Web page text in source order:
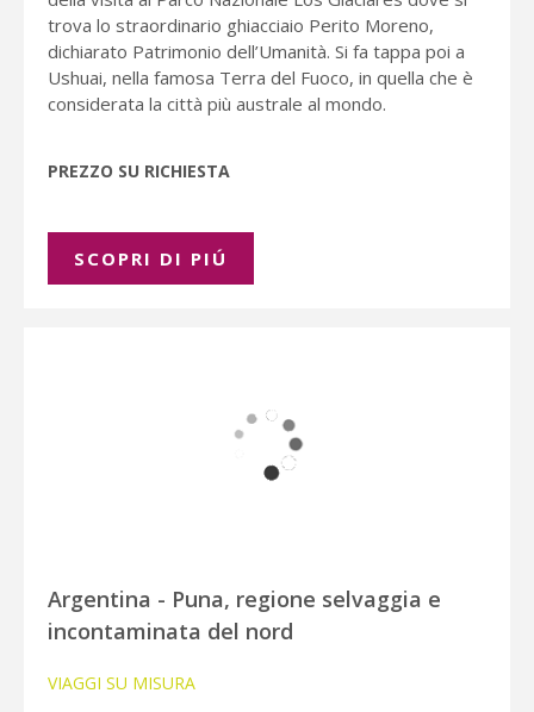
trova lo straordinario ghiacciaio Perito Moreno,
dichiarato Patrimonio dell’Umanità. Si fa tappa poi a
Ushuai, nella famosa Terra del Fuoco, in quella che è
considerata la città più australe al mondo.
PREZZO SU RICHIESTA
SCOPRI DI PIÚ
Argentina - Puna, regione selvaggia e
incontaminata del nord
VIAGGI SU MISURA